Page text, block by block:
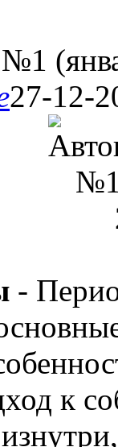
27-12-
-
к